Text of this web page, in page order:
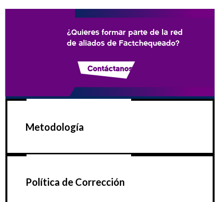
¿Quieres formar parte de la red
de aliados de Factchequeado?
Contáctanos
Metodología
Política de Corrección